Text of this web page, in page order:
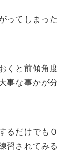
ってしまった
くと前傾角度
事な事かが分
るだけでもＯ
習されてみる